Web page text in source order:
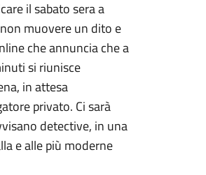
il sabato sera a
muovere un dito e
che annuncia che a
si riunisce
in attesa
privato. Ci sarà
detective, in una
e alle più moderne